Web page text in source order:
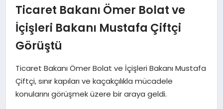
SPOR
SAĞLIK
Ticaret Bakanı Ömer Bolat ve
İçişleri Bakanı Mustafa Çiftçi
Görüştü
Ticaret Bakanı Ömer Bolat ve İçişleri Bakanı Mustafa
Çiftçi, sınır kapıları ve kaçakçılıkla mücadele
konularını görüşmek üzere bir araya geldi.